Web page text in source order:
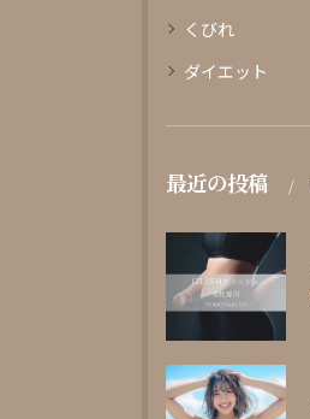
くびれ
ダイエット
最近の投稿